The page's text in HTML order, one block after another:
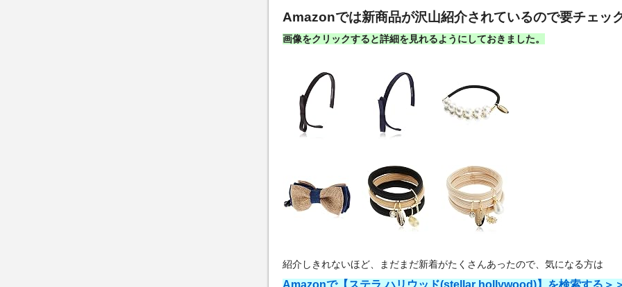
Amazonでは新商品が沢山紹介されているので要チェッ
画像をクリックすると詳細を見れるようにしておきました。
紹介しきれないほど、まだまだ新着がたくさんあったので、気になる方は
Amazonで【ステラ ハリウッド(stellar hollywood)】を検索する＞